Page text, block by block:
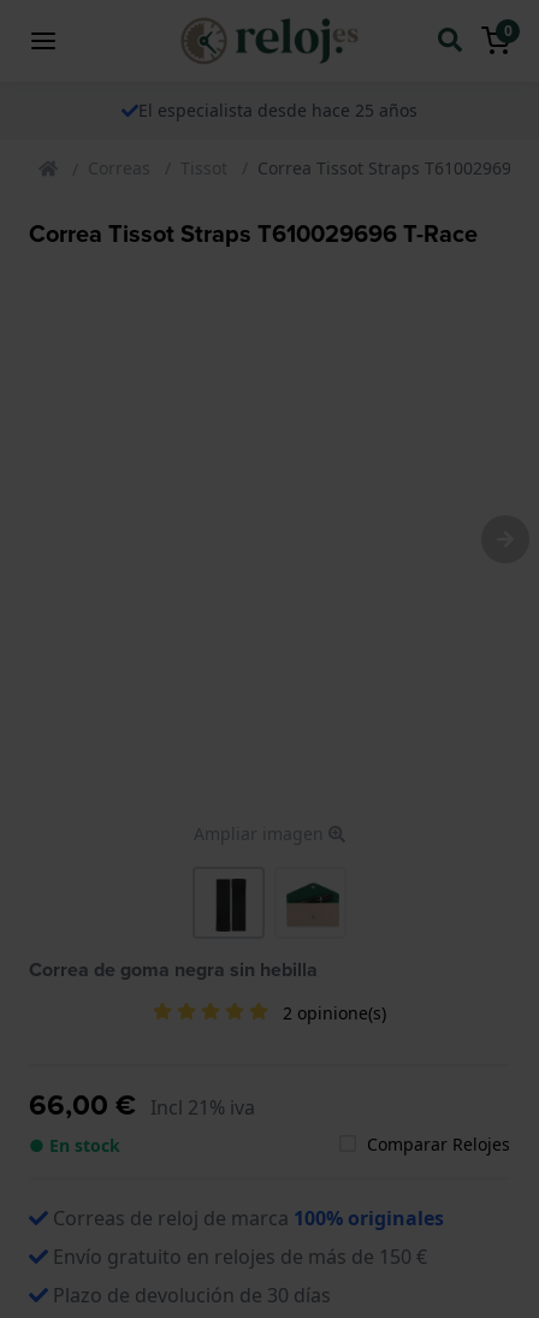
0
El especialista desde hace 25 años
Correas Tissot Correa Tissot Straps T610029696
Correa Tissot Straps T610029696 T-Race
Ampliar imagen
Correa de goma negra sin hebilla
2 opinione(s)
66,00 € Incl 21% iva
● En stock Comparar Relojes
Correas de reloj de marca 100% originales
Envío gratuito en relojes de más de 150 €
Plazo de devolución de 30 días